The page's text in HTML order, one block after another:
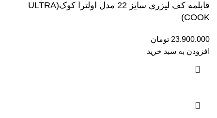
قابلمه کف لیزری سایز 22 مدل اولترا کوک(ULTRA
COOK)
23.900.000 تومان
افزودن به سبد خرید